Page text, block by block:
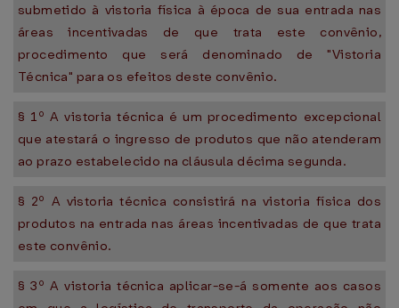
submetido à vistoria física à época de sua entrada nas
áreas incentivadas de que trata este convênio,
procedimento que será denominado de "Vistoria
Técnica" para os efeitos deste convênio.
§ 1º A vistoria técnica é um procedimento excepcional
que atestará o ingresso de produtos que não atenderam
ao prazo estabelecido na cláusula décima segunda.
§ 2º A vistoria técnica consistirá na vistoria física dos
produtos na entrada nas áreas incentivadas de que trata
este convênio.
§ 3º A vistoria técnica aplicar-se-á somente aos casos